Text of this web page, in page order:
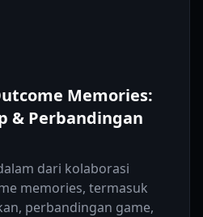
Memories:
& Perbandingan
dari kolaborasi
memories, termasuk
perbandingan game,